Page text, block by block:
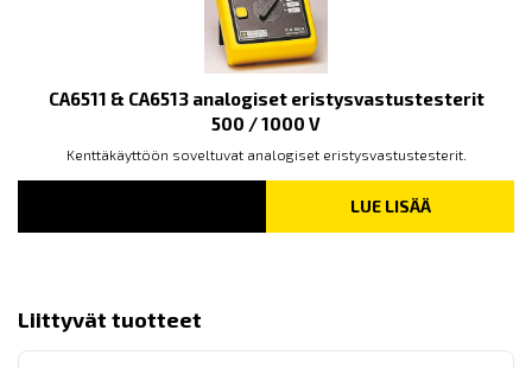
CA6511 & CA6513 analogiset eristysvastustesterit
500 / 1000 V
Kenttäkäyttöön soveltuvat analogiset eristysvastustesterit.
LUE LISÄÄ
Liittyvät tuotteet